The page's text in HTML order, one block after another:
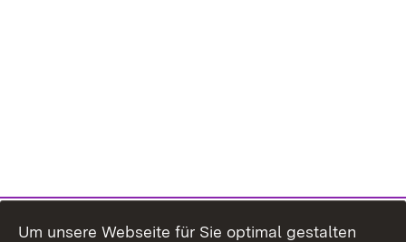
Um unsere Webseite für Sie optimal gestalten